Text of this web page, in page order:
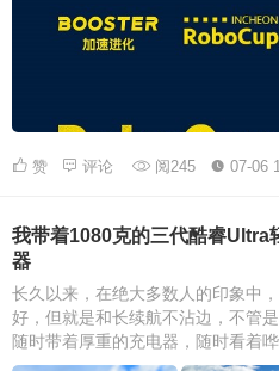
赞 评论 阅245 07-06
我带着1080克的三代酷睿Ultra
器
长久以来，在绝大多数人的印象中
好，但就是和长续航不沾边，不管
随时带着厚重的充电器，随时看着哗